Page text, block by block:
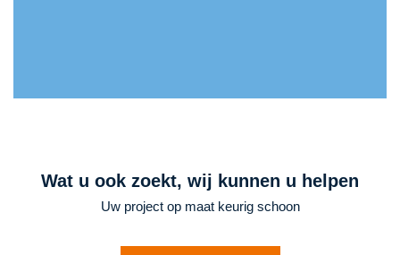
Wat u ook zoekt, wij kunnen u helpen
Uw project op maat keurig schoon